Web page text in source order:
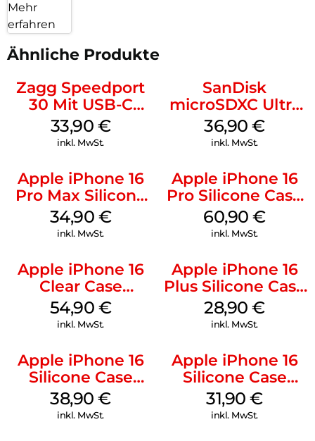
Mehr
erfahren
Ähnliche Produkte
Zagg Speedport
30 Mit USB-C
Kabel Weiß
33,90 €
inkl. MwSt.
SanDisk
microSDXC Ultra
128 GB + Adapter
Mobile
36,90€
inkl. MwSt.
Apple iPhone 16
Pro Max Silicone
Case MagSafe
Denim
34,90 €
inkl. MwSt.
Apple iPhone 16
Pro Silicone Case
MagSafe Stone
Gray
60,90€
inkl. MwSt.
Apple iPhone 16
Clear Case
MagSafe
Transparent
54,90 €
inkl. MwSt.
Apple iPhone 16
Plus Silicone Case
MagSafe Black
28,90€
inkl. MwSt.
Apple iPhone 16
Silicone Case
MagSafe
Ultramarine
38,90€
inkl. MwSt.
Apple iPhone 16
Silicone Case
MagSafe Fuchsia
31,90€
inkl. MwSt.